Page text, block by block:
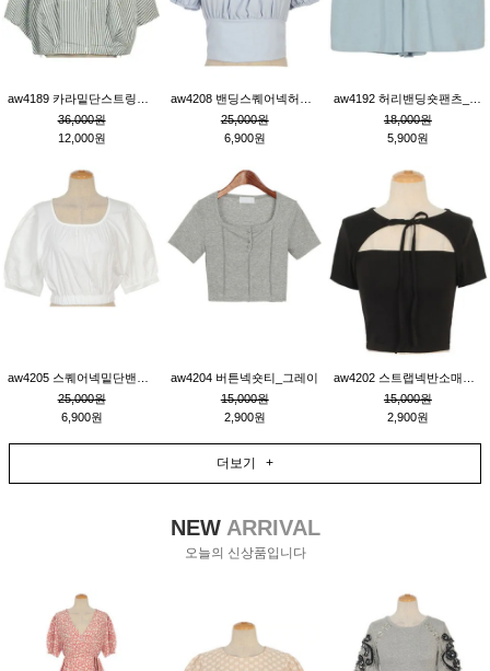
36,000원
12,000원
25,000원
6,900원
18,000원
5,900원
25,000원
6,900원
aw4204 버튼넥숏티_그레이
15,000원
2,900원
15,000원
2,900원
더보기 +
NEWARRIVAL
오늘의 신상품입니다